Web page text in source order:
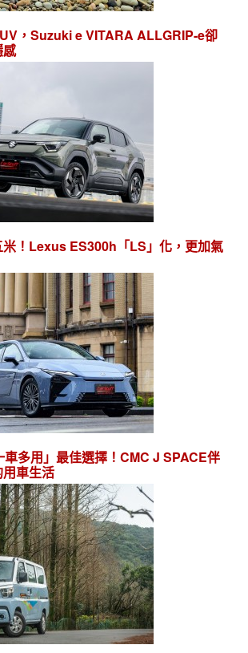
，Suzuki e VITARA ALLGRIP-e卻
感
！Lexus ES300h「LS」化，更加氣
多用」最佳選擇！CMC J SPACE伴
車生活